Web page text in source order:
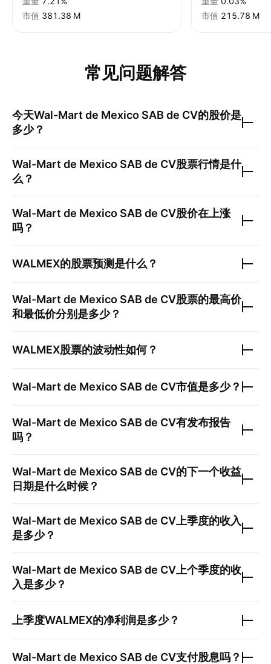
市值 ‪381.38 M‬
市值 ‪215.78 M‬
常见问题解答
今天Wal-Mart de Mexico SAB de CV的股价是
多少？
Wal-Mart de Mexico SAB de CV股票行情是什
么？
Wal-Mart de Mexico SAB de CV股价在上涨
吗？
WALMEX的股票预测是什么？
Wal-Mart de Mexico SAB de CV股票的最高价
和最低价分别是多少？
WALMEX股票的波动性如何？
Wal-Mart de Mexico SAB de CV市值是多少？
Wal-Mart de Mexico SAB de CV有发布报告
吗？
Wal-Mart de Mexico SAB de CV的下一个收益
日期是什么时候？
Wal-Mart de Mexico SAB de CV 上季度的收入
是多少？
Wal-Mart de Mexico SAB de CV 上个季度的收
入是多少？
上季度WALMEX的净利润是多少？
Wal-Mart de Mexico SAB de CV支付股息吗？